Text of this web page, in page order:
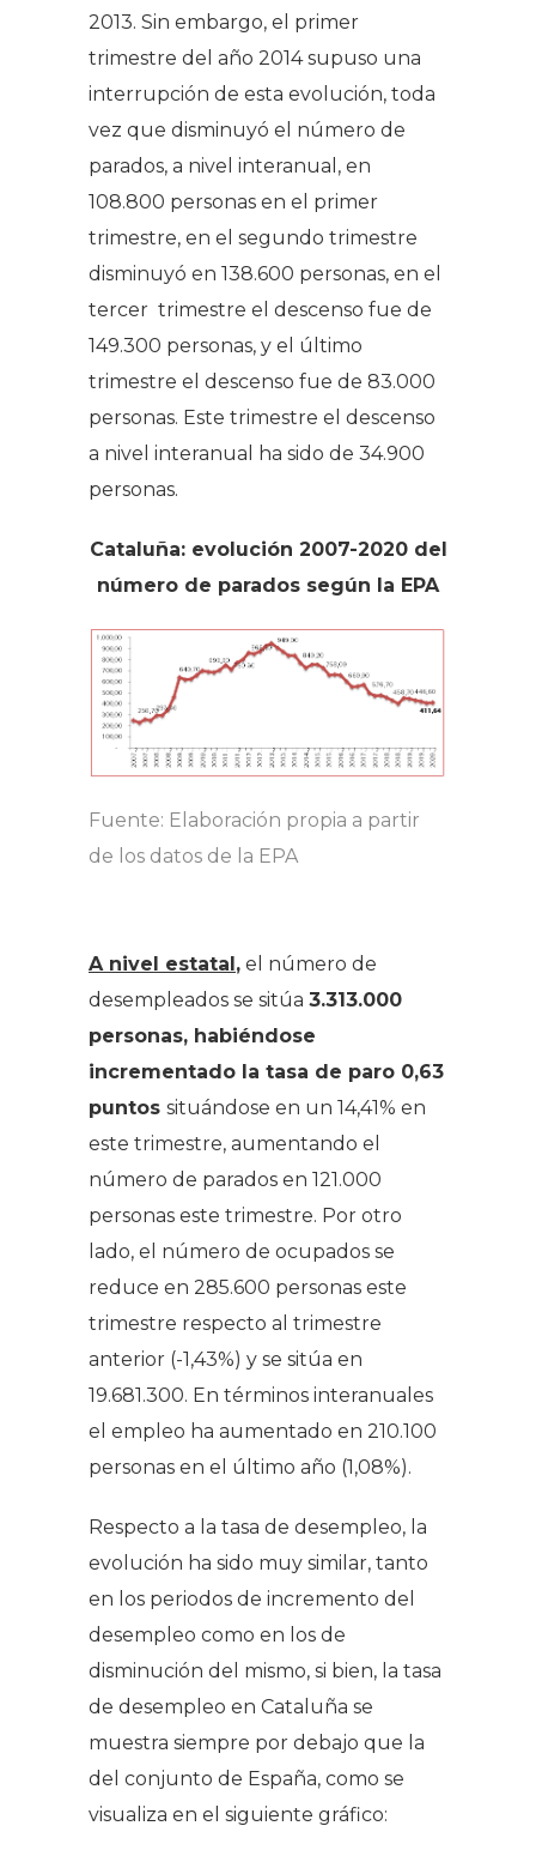
2013. Sin embargo, el primer
trimestre del año 2014 supuso una
interrupción de esta evolución, toda
vez que disminuyó el número de
parados, a nivel interanual, en
108.800 personas en el primer
trimestre, en el segundo trimestre
disminuyó en 138.600 personas, en el
tercer trimestre el descenso fue de
149.300 personas, y el último
trimestre el descenso fue de 83.000
personas. Este trimestre el descenso
a nivel interanual ha sido de 34.900
personas.
Cataluña: evolución 2007-2020 del
número de parados según la EPA
Fuente: Elaboración propia a partir
de los datos de la EPA
A nivel estatal, el número de
desempleados se sitúa 3.313.000
personas, habiéndose
incrementado la tasa de paro 0,63
puntos situándose en un 14,41% en
este trimestre, aumentando el
número de parados en 121.000
personas este trimestre. Por otro
lado, el número de ocupados se
reduce en 285.600 personas este
trimestre respecto al trimestre
anterior (-1,43%) y se sitúa en
19.681.300. En términos interanuales
el empleo ha aumentado en 210.100
personas en el último año (1,08%).
Respecto a la tasa de desempleo, la
evolución ha sido muy similar, tanto
en los periodos de incremento del
desempleo como en los de
disminución del mismo, si bien, la tasa
de desempleo en Cataluña se
muestra siempre por debajo que la
del conjunto de España, como se
visualiza en el siguiente gráfico: